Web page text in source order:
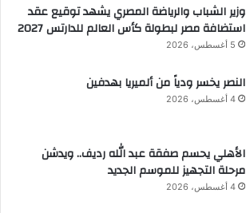
وزير الشباب والرياضة المصري يشهد توقيع عقد
استضافة مصر لبطولة كأس العالم للدارتس 2027
5 أغسطس، 2026
النصر يخسر ودياً من ألميريا بهدفين
4 أغسطس، 2026
الأهلي يحسم صفقة عبد الله رديف.. ويدشن
مرحلة التجهيز للموسم الجديد
4 أغسطس، 2026